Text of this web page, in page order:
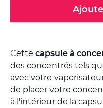
Cette capsule à
des concentrés tels
avec votre
de placer votre
à l'intérieur de la